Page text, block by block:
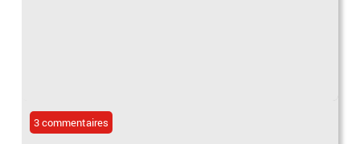
3 commentaires